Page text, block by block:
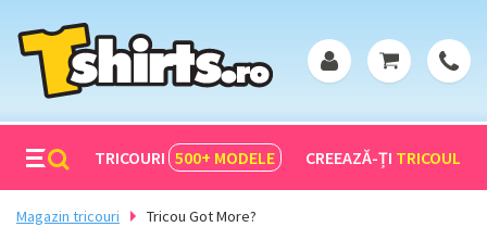
TRICOURI 500+ MODELE CREEAZĂ-ȚI TRICOUL
Magazin tricouri Tricou Got More?